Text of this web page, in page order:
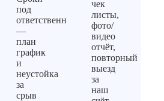
под
ответственность
—
план
график
и
неустойка
за
срыв
чек
листы,
фото/
видео
отчёт,
повторный
выезд
за
наш